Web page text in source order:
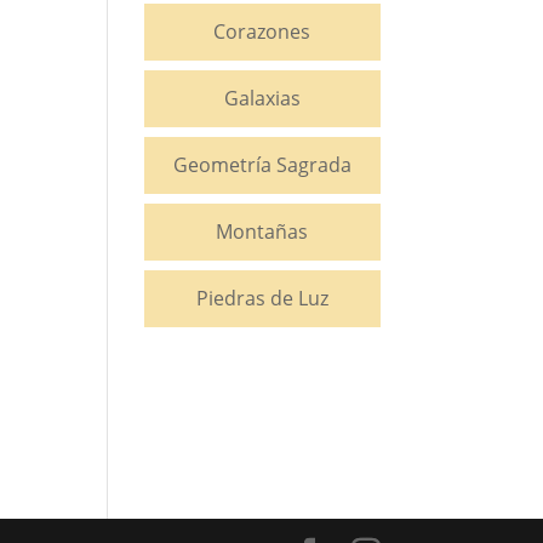
Corazones
Galaxias
Geometría Sagrada
Montañas
Piedras de Luz